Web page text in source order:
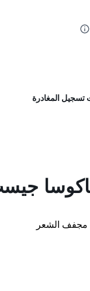
تسجيل المغادرة
مجفف الشعر